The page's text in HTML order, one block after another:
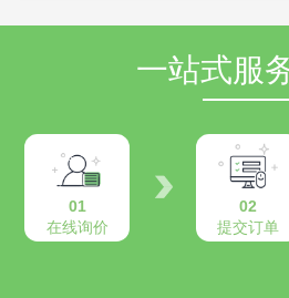
一站式服
01
在线询价
02
提交订单